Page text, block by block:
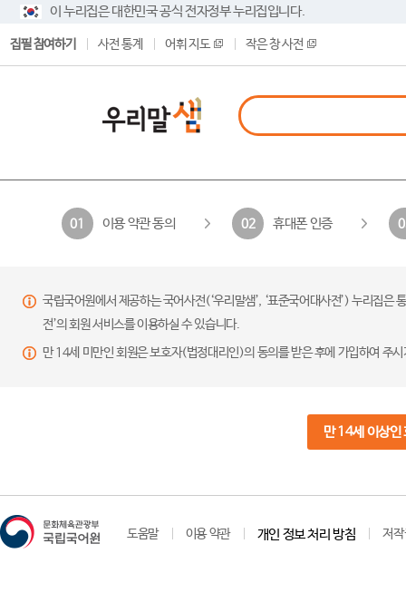
이 누리집은 대한민국 공식 전자정부 누리집입니다.
집필 참여하기 사전 통계 어휘 지도 작은 창 사전
01 이용 약관 동의 02 휴대폰 인증
국립국어원에서 제공하는 국어사전(‘우리말샘’, ‘표준국어대사전’) 누리집
전’의 회원 서비스를 이용하실 수 있습니다.
만 14세 미만인 회원은 보호자(법정대리인)의 동의를 받은 후에 가입하여 주
만 14세 이상인
도움말 이용 약관 개인 정보 처리 방침 저